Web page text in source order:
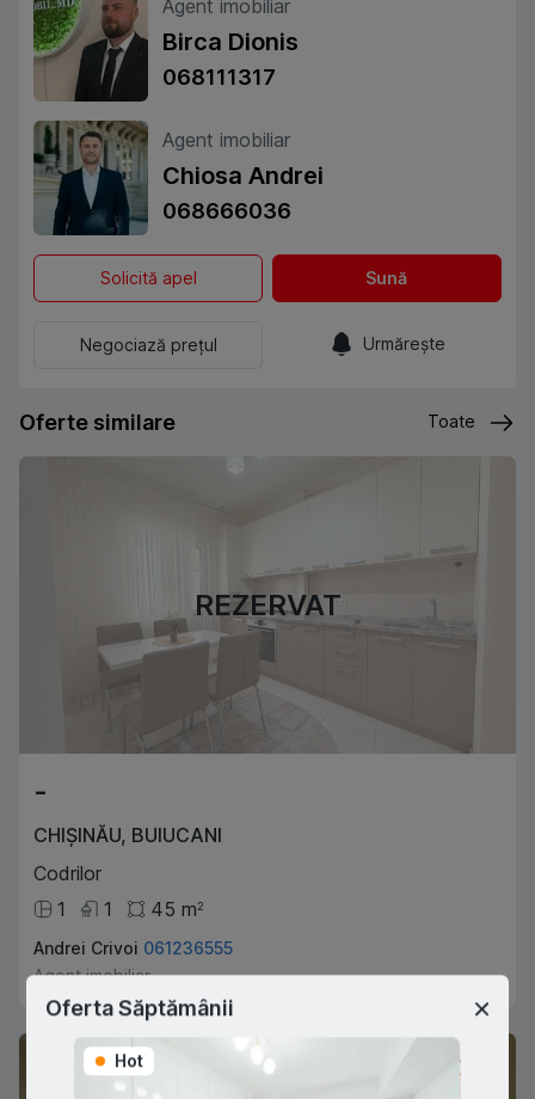
Agent imobiliar
Birca Dionis
068111317
Agent imobiliar
Chiosa Andrei
068666036
Solicită apel Sună
Negociază prețul Urmărește
Oferte similare Toate
REZERVAT
-
CHIȘINĂU, BUIUCANI
Codrilor
1
1 45 m2
Andrei Crivoi 061236555
Agent imobiliar
Oferta Săptămânii
Hot